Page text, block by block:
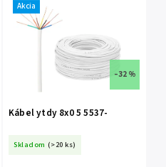
Akcia
–32 %
Kábel ytdy 8x0 5 5537-
Skladom (>20 ks)